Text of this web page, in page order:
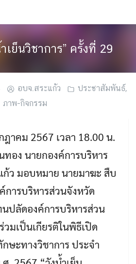
เย็นวิชาการ” ครั้งที่ 29
อบจ.สระแก้ว ประชาสัมพันธ์,
ภาพ-กิจกรรม
าคม 2567 เวลา 18.00 น.
ทอง นายกองค์การบริหาร
ก้ว มอบหมาย นายมาฆะ สืบ
การบริหารส่วนจังหวัด
ปลัดองค์การบริหารส่วน
วมเป็นเกียรติในพิธีเปิด
ษะทางวิชาการ ประจำ